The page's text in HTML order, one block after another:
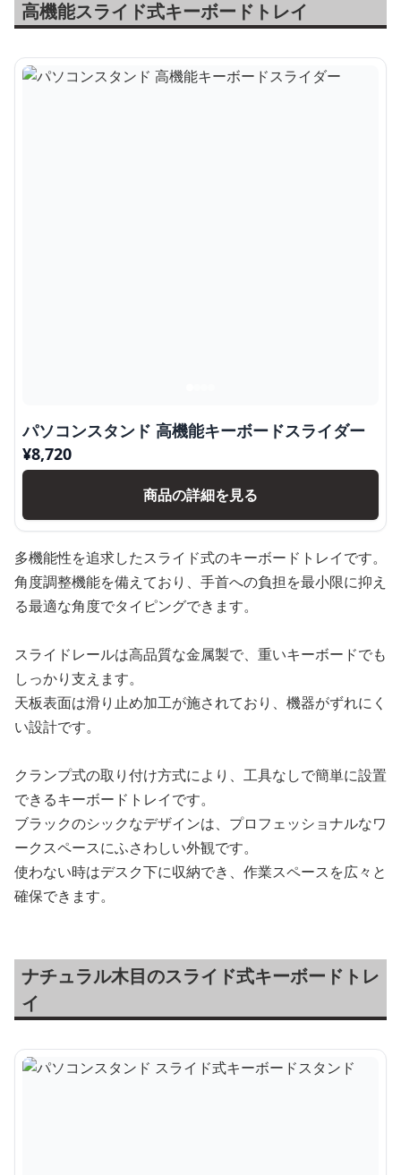
高機能スライド式キーボードトレイ
パソコンスタンド 高機能キーボードスライダー
¥8,720
商品の詳細を見る
多機能性を追求したスライド式のキーボードトレイです。
角度調整機能を備えており、手首への負担を最小限に抑え
る最適な角度でタイピングできます。
スライドレールは高品質な金属製で、重いキーボードでも
しっかり支えます。
天板表面は滑り止め加工が施されており、機器がずれにく
い設計です。
クランプ式の取り付け方式により、工具なしで簡単に設置
できるキーボードトレイです。
ブラックのシックなデザインは、プロフェッショナルなワ
ークスペースにふさわしい外観です。
使わない時はデスク下に収納でき、作業スペースを広々と
確保できます。
ナチュラル木目のスライド式キーボードトレ
イ